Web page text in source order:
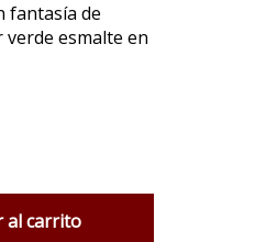
fantasía de
verde esmalte en
al carrito